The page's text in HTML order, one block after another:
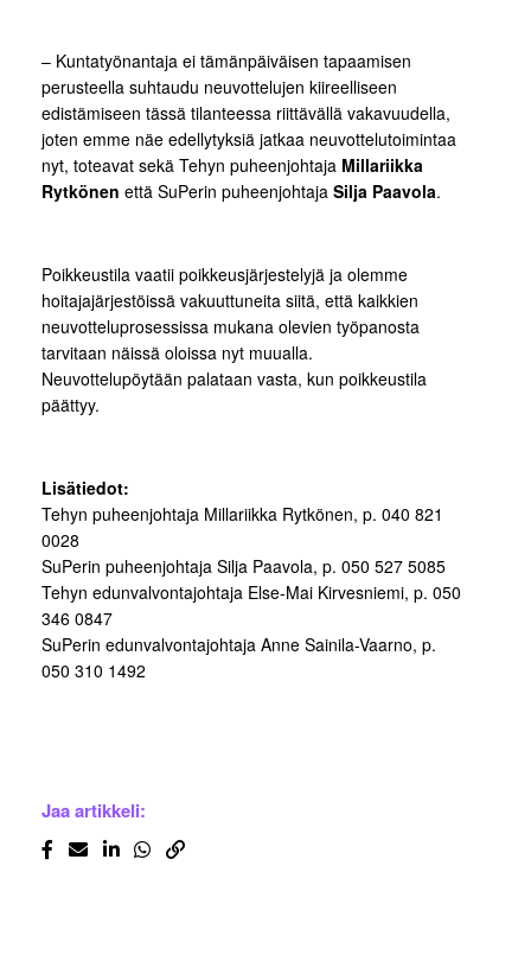
– Kuntatyönantaja ei tämänpäiväisen tapaamisen
perusteella suhtaudu neuvottelujen kiireelliseen
edistämiseen tässä tilanteessa riittävällä vakavuudella,
joten emme näe edellytyksiä jatkaa neuvottelutoimintaa
nyt, toteavat sekä Tehyn puheenjohtaja Millariikka
Rytkönen että SuPerin puheenjohtaja Silja Paavola.
Poikkeustila vaatii poikkeusjärjestelyjä ja olemme
hoitajajärjestöissä vakuuttuneita siitä, että kaikkien
neuvotteluprosessissa mukana olevien työpanosta
tarvitaan näissä oloissa nyt muualla.
Neuvottelupöytään palataan vasta, kun poikkeustila
päättyy.
Lisätiedot:
Tehyn puheenjohtaja Millariikka Rytkönen, p. 040 821
0028
SuPerin puheenjohtaja Silja Paavola, p. 050 527 5085
Tehyn edunvalvontajohtaja Else-Mai Kirvesniemi, p. 050
346 0847
SuPerin edunvalvontajohtaja Anne Sainila-Vaarno, p.
050 310 1492
Jaa artikkeli: